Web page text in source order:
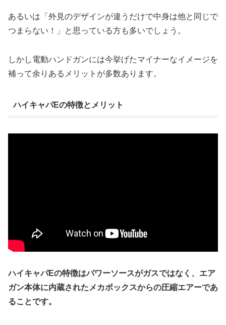
あるいは「外見のデザインが違うだけで中身は他と同じで
つまらない！」と思っている方も多いでしょう。
しかし電動ハンドガンには今挙げたマイナーなイメージを
補って余りあるメリットが多数あります。
ハイキャパEの特徴とメリット
ハイキャパEの特徴はパワーソースがガスではなく、エア
ガン本体に内蔵されたメカボックスからの圧縮エアーであ
ることです。